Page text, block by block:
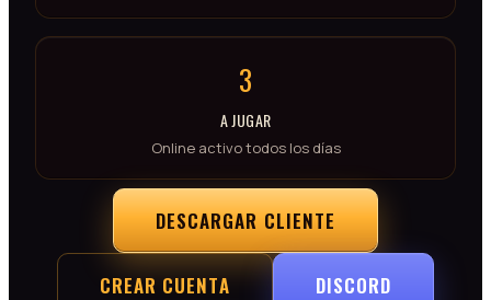
3
A JUGAR
Online activo todos los días
DESCARGAR CLIENTE
CREAR CUENTA DISCORD